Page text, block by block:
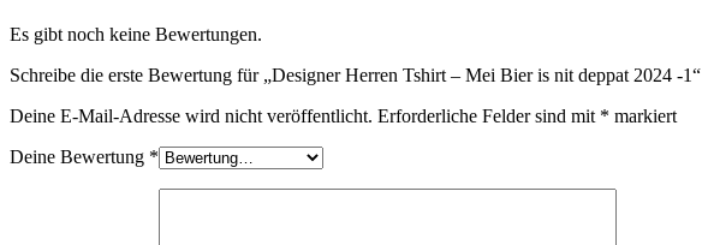
Es gibt noch keine Bewertungen.
Schreibe die erste Bewertung für „Designer Herren Tshirt – Mei Bier is nit deppat 2024 -1“
Deine E-Mail-Adresse wird nicht veröffentlicht. Erforderliche Felder sind mit * markiert
Deine Bewertung *